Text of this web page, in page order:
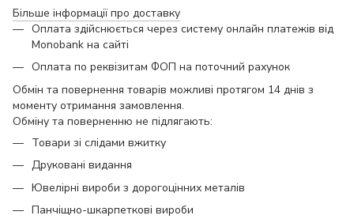
Більше інформації про доставку
Оплата здійснюється через систему онлайн платежів від
Monobank на сайті
Оплата по реквізитам ФОП на поточний рахунок
Обмін та повернення товарів можливі протягом 14 днів з
моменту отримання замовлення.
Обміну та поверненню не підлягають:
Товари зі слідами вжитку
Друковані видання
Ювелірні вироби з дорогоцінних металів
Панчіщно-шкарпеткові вироби